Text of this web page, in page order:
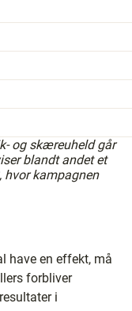
og skæreuheld går
blandt andet et
hvor kampagnen
have en effekt, må
forbliver
i